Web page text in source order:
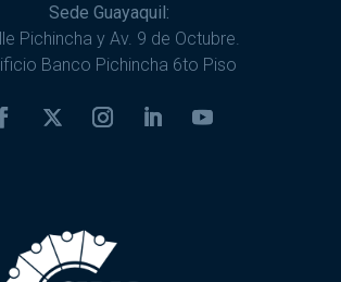
Sede Guayaquil:
Pichincha y Av. 9 de Octubre.
Banco Pichincha 6to Piso